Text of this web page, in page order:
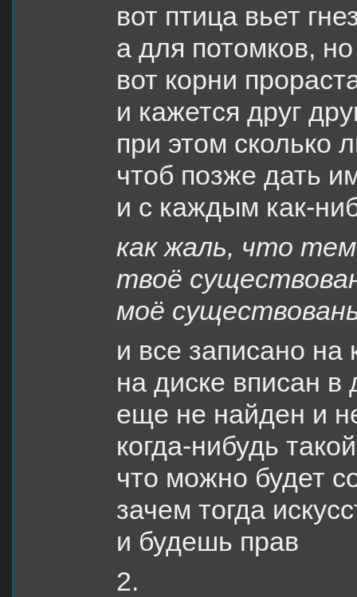
вот птица вьет
а для потомков,
вот корни
и кажется друг
при этом сколько
чтоб позже дать
и с каждым как-
как жаль, что
твоё
моё
и все записано на
на диске вписан в
еще не найден и
когда-нибудь
что можно будет
зачем тогда
и будешь прав
2.